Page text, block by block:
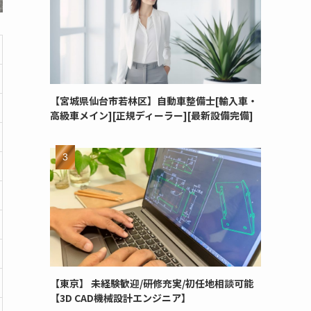
【宮城県仙台市若林区】自動車整備士[輸入車・
高級車メイン][正規ディーラー][最新設備完備]
【東京】 未経験歓迎/研修充実/初任地相談可能
【3D CAD機械設計エンジニア】